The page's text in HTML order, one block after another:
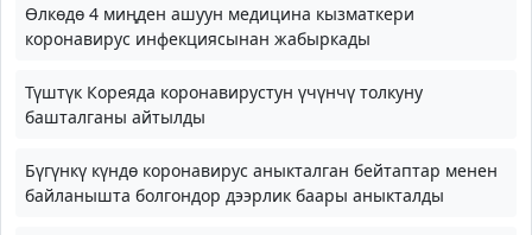
Өлкөдө 4 миңден ашуун медицина кызматкери
коронавирус инфекциясынан жабыркады
Түштүк Кореяда коронавирустун үчүнчү толкуну
башталганы айтылды
Бүгүнкү күндө коронавирус аныкталган бейтаптар менен
байланышта болгондор дээрлик баары аныкталды